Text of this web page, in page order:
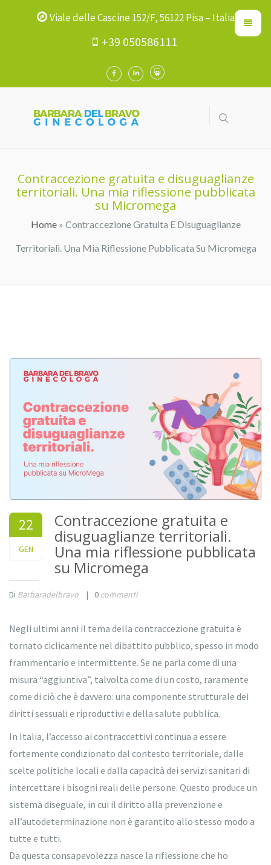
Viale delle Cascine 152/F, 56122 Pisa – Italia
+39 050586111
Contraccezione gratuita e disuguaglianze
territoriali. Una mia riflessione pubblicata
su Micromega
Tu Sei Qui
Home» Contraccezione Gratuita E Disuguaglianze
Territoriali. Una Mia Riflessione Pubblicata Su Micromega
22
GEN
2026
Contraccezione gratuita e
disuguaglianze territoriali.
Una mia riflessione pubblicata
su Micromega
Di Barbaradelbravo | 0 commenti
Negli ultimi anni il tema della contraccezione gratuita è
tornato ciclicamente nel dibattito pubblico, spesso in modo
frammentario e intermittente. Se ne parla come di una
misura “aggiuntiva”, talvolta come di un costo, raramente
come di ciò che è davvero: una componente strutturale dei
diritti sessuali e riproduttivi e della salute pubblica.
In Italia, l’accesso ai contraccettivi continua a essere
fortemente condizionato dal contesto territoriale, dalle
scelte politiche locali e dalla capacità dei servizi sanitari di
intercettare i bisogni reali delle persone. Questo produce un
sistema diseguale, in cui il diritto alla prevenzione e
all’autodeterminazione non è garantito allo stesso modo a
tutte e tutti.
Da questa consapevolezza nasce la riflessione che ho